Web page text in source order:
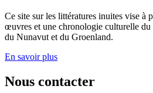
Ce site sur les littératures inuites vise à
œuvres et une chronologie culturelle
du Nunavut et du Groenland.
En savoir plus
Nous contacter